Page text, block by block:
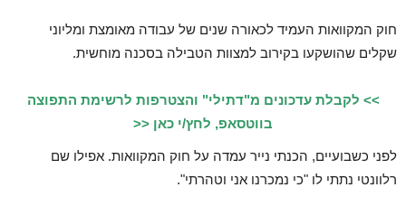
חוק המקוואות העמיד לכאורה שנים של עבודה מאומצת ומליוני
שקלים שהושקעו בקירוב למצוות הטבילה בסכנה מוחשית.
>> לקבלת עדכונים מ"דתילי" והצטרפות לרשימת התפוצה
בווטסאפ, לחץ/י כאן <<
לפני כשבועיים, הכנתי נייר עמדה על חוק המקוואות. אפילו שם
רלוונטי נתתי לו "כי נמכרנו אני וטהרתי".